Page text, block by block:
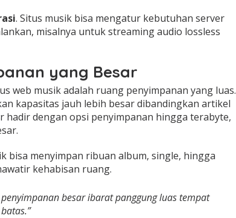
. Situs musik bisa mengatur kebutuhan server
misalnya untuk streaming audio lossless
yang Besar
web musik adalah ruang penyimpanan yang luas.
kapasitas jauh lebih besar dibandingkan artikel
hadir dengan opsi penyimpanan hingga terabyte,
bisa menyimpan ribuan album, single, hingga
kehabisan ruang.
besar ibarat panggung luas tempat